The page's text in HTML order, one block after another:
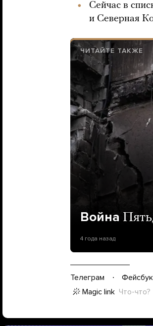
Сейчас в
и Северная
ЧИТАЙТЕ ТАКЖЕ
Война
4 года назад
Телеграм Фейсбук
Magic link Что-что?